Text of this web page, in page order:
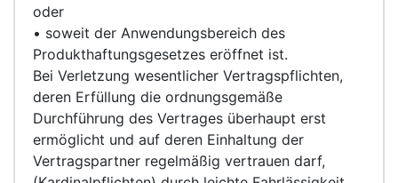
oder
• soweit der Anwendungsbereich des
Produkthaftungsgesetzes eröffnet ist.
Bei Verletzung wesentlicher Vertragspflichten,
deren Erfüllung die ordnungsgemäße
Durchführung des Vertrages überhaupt erst
ermöglicht und auf deren Einhaltung der
Vertragspartner regelmäßig vertrauen darf,